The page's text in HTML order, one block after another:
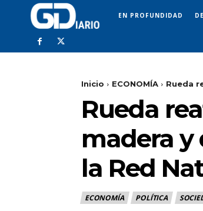
EN PROFUNDIDAD
Inicio ECONOMÍA Rueda
Rueda
madera y
la Red
ECONOMÍA POLÍTICA